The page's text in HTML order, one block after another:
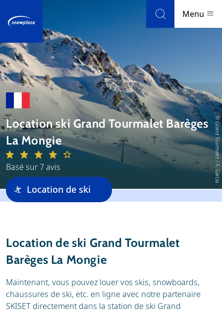
Menu
Stations de ski
Météo et enneigement
Blog
Newsletter
Avis
© Grand Tourmalet / A. Garcia
Location ski Grand Tourmalet Barèges
La Mongie
Basé sur 7 avis
Location de ski
Météo
Location
Avis
Écoles de ski
Location de ski Grand Tourmalet
Barèges La Mongie
Maintenant, vous pouvez louer vos skis, snowboards,
chaussures de ski, etc. en ligne avec notre partenaire
SKISET directement dans la station de ski Grand